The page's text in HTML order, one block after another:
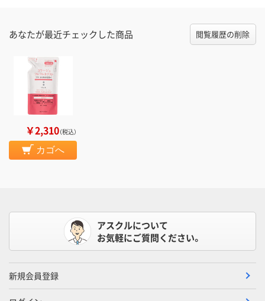
あなたが最近チェックした商品 閲覧履歴の削除
￥2,310（税込）
カゴへ
アスクルについて
お気軽にご質問ください。
新規会員登録